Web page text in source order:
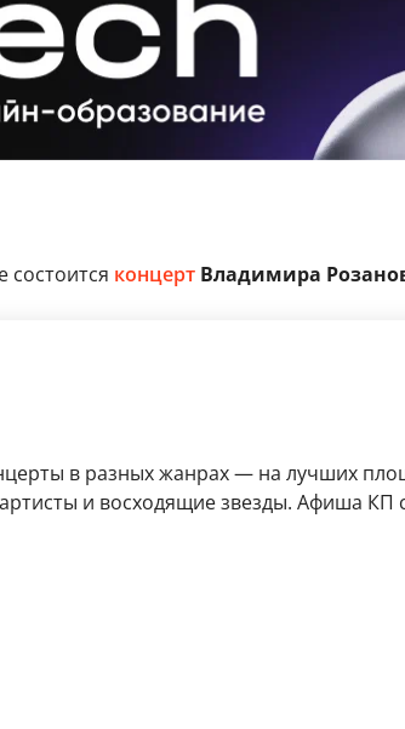
состоится концертВладимира
в разных жанрах — на лучших
и восходящие звезды. Афиша КП